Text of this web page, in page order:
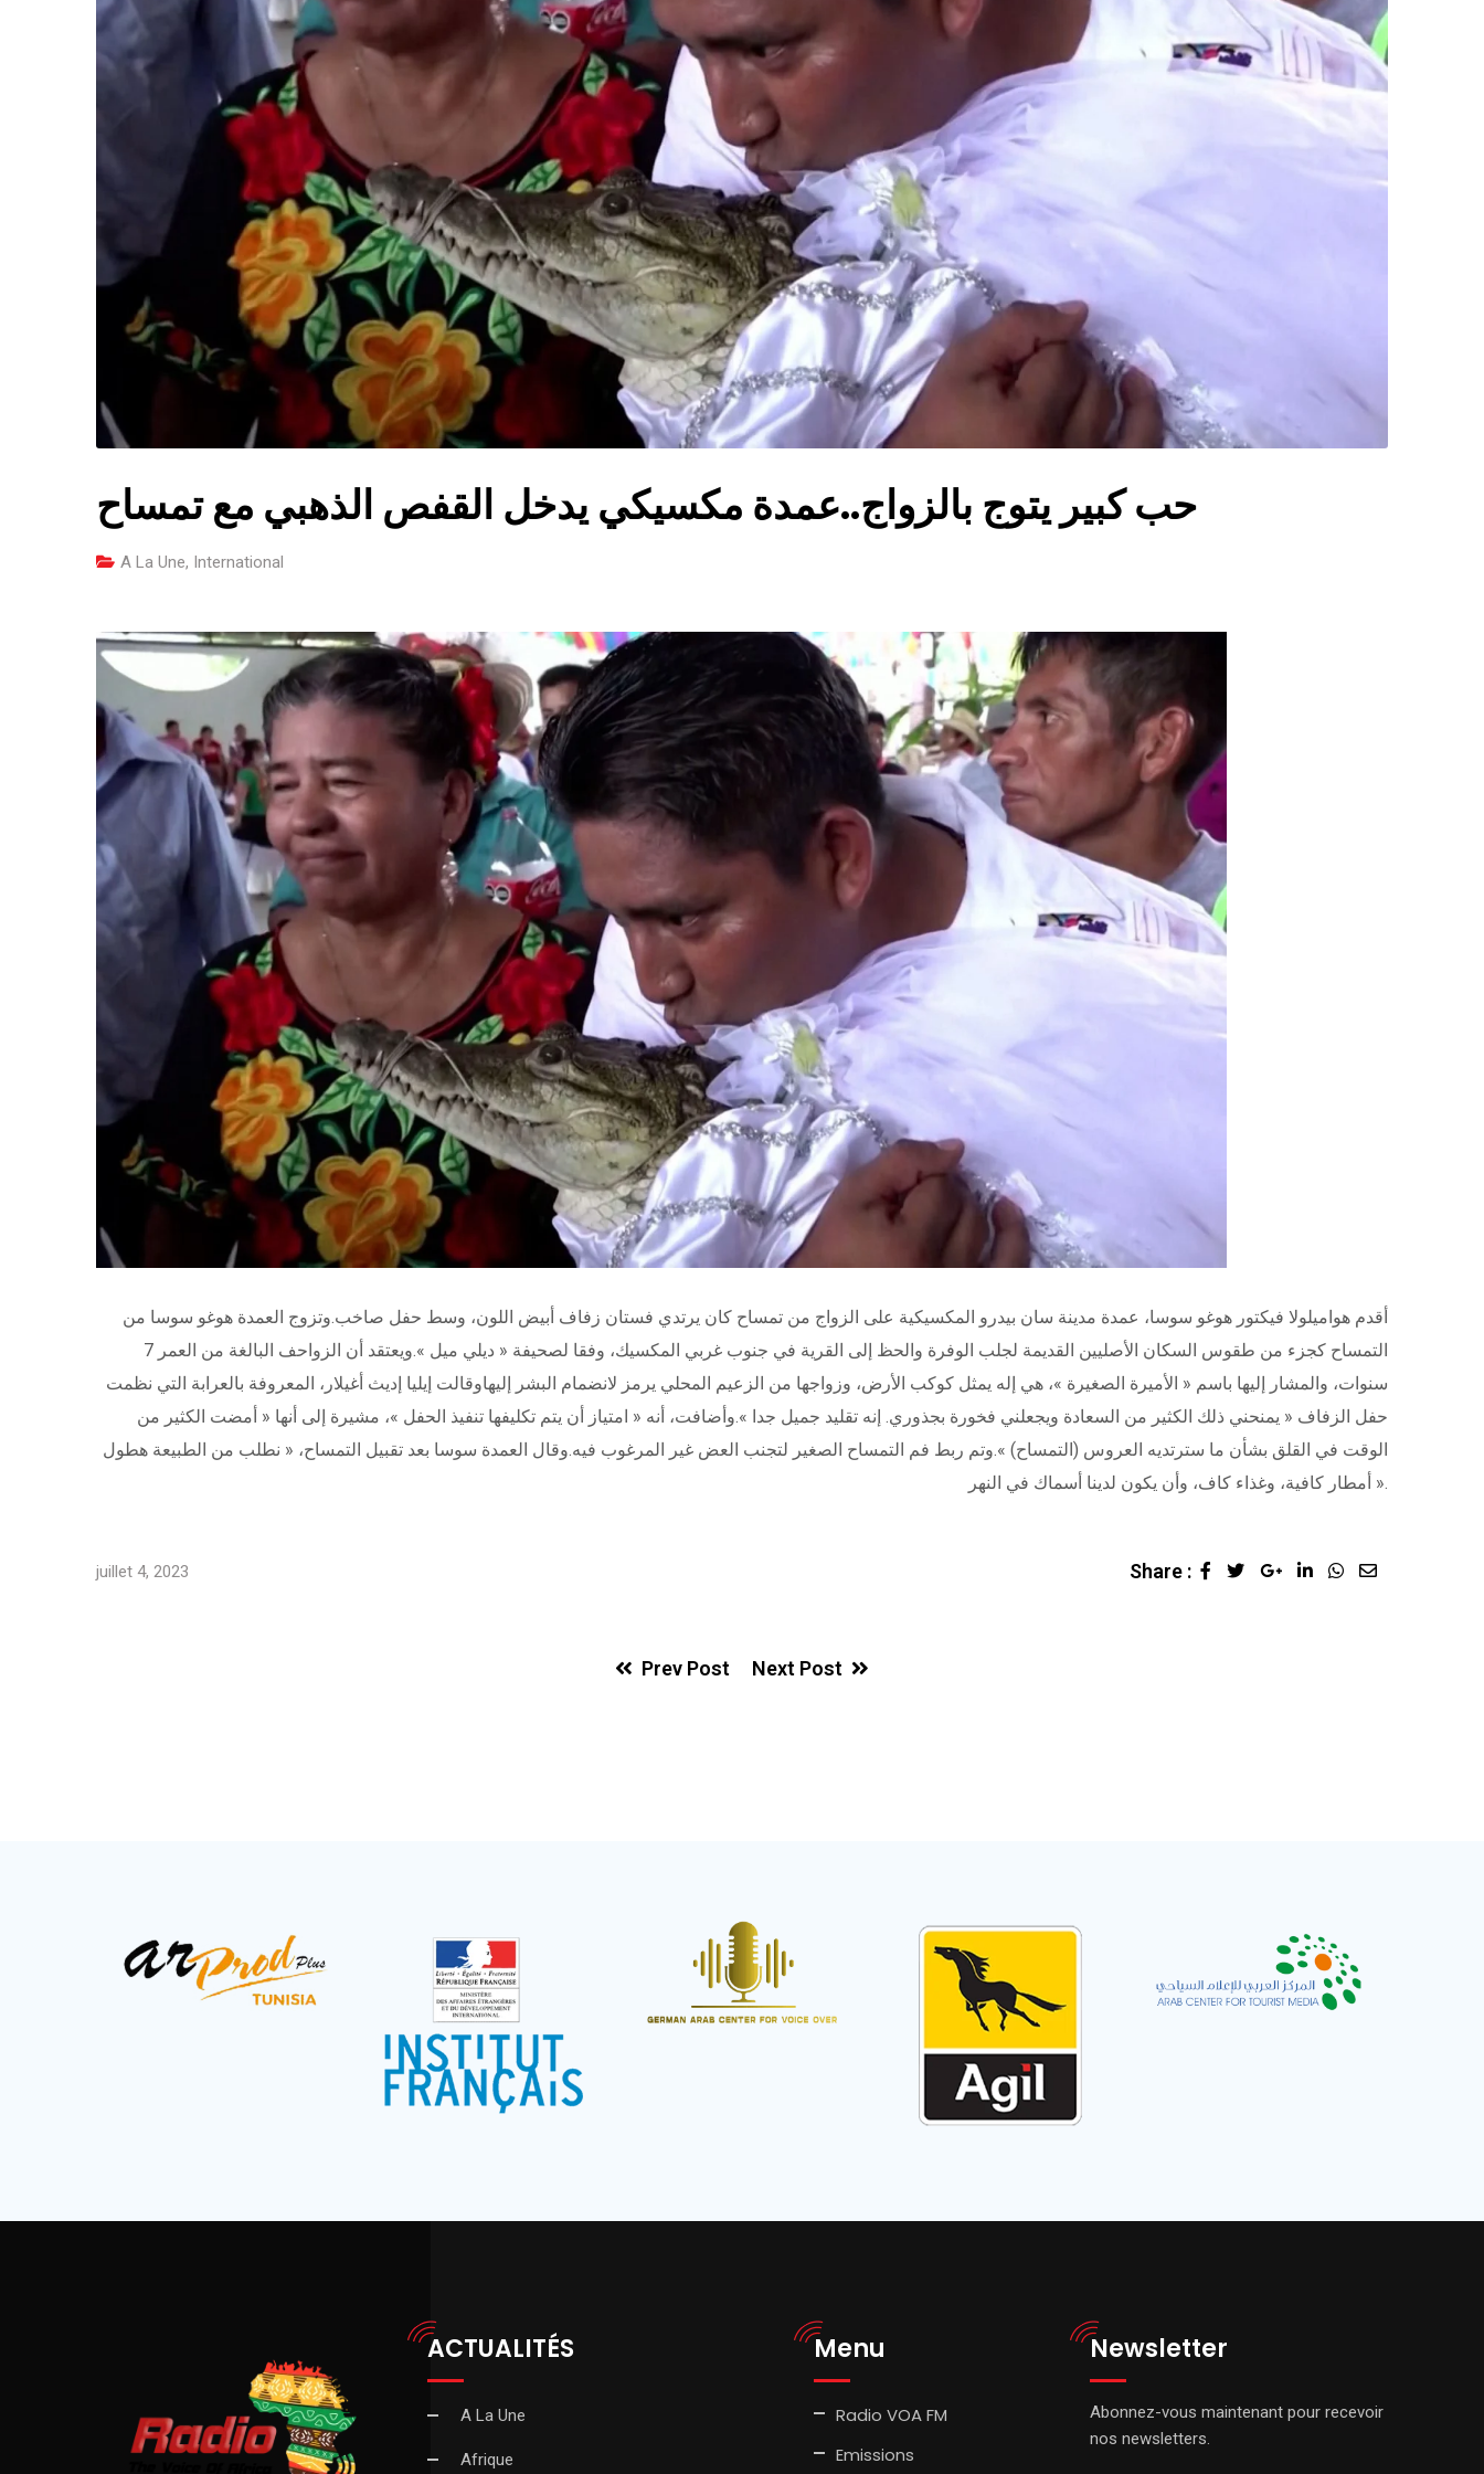
حب كبير يتوج بالزواج..عمدة مكسيكي يدخل القفص الذهبي مع تمساح
A La Une, International
أقدم هواميلولا فيكتور هوغو سوسا، عمدة مدينة سان بيدرو المكسيكية على الزواج من تمساح كان يرتدي فستان زفاف أبيض اللون، وسط حفل صاخب.وتزوج العمدة هوغو سوسا من
التمساح كجزء من طقوس السكان الأصليين القديمة لجلب الوفرة والحظ إلى القرية في جنوب غربي المكسيك، وفقا لصحيفة « ديلي ميل ».ويعتقد أن الزواحف البالغة من العمر 7
سنوات، والمشار إليها باسم « الأميرة الصغيرة »، هي إله يمثل كوكب الأرض، وزواجها من الزعيم المحلي يرمز لانضمام البشر إليهاوقالت إيليا إديث أغيلار، المعروفة بالعرابة التي نظمت
حفل الزفاف « يمنحني ذلك الكثير من السعادة ويجعلني فخورة بجذوري. إنه تقليد جميل جدا ».وأضافت، أنه « امتياز أن يتم تكليفها تنفيذ الحفل »، مشيرة إلى أنها « أمضت الكثير من
الوقت في القلق بشأن ما سترتديه العروس (التمساح) ».وتم ربط فم التمساح الصغير لتجنب العض غير المرغوب فيه.وقال العمدة سوسا بعد تقبيل التمساح، « نطلب من الطبيعة هطول
أمطار كافية، وغذاء كاف، وأن يكون لدينا أسماك في النهر ».
juillet 4, 2023 Share : Google+LinkedInWhatsapp
Share
Prev Post Next Post
ACTUALITÉS
A La Une
Afrique
Menu
Radio VOA FM
Emissions
Newsletter
Abonnez-vous maintenant pour recevoir
nos newsletters.